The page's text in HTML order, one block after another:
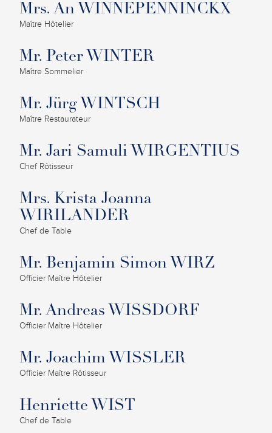
Mrs. An WINNEPENNINCKX
Maître Hôtelier
Mr. Peter WINTER
Maître Sommelier
Mr. Jürg WINTSCH
Maître Restaurateur
Mr. Jari Samuli WIRGENTIUS
Chef Rôtisseur
Mrs. Krista Joanna
WIRILANDER
Chef de Table
Mr. Benjamin Simon WIRZ
Officier Maître Hôtelier
Mr. Andreas WISSDORF
Officier Maître Hôtelier
Mr. Joachim WISSLER
Officier Maître Rôtisseur
Henriette WIST
Chef de Table